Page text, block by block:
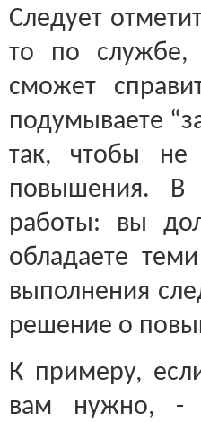
Следует
то по службе,
сможет
подумываете
так, чтобы не
повышения. В
работы: вы
обладаете
выполнения
решение о
К примеру,
вам нужно, -